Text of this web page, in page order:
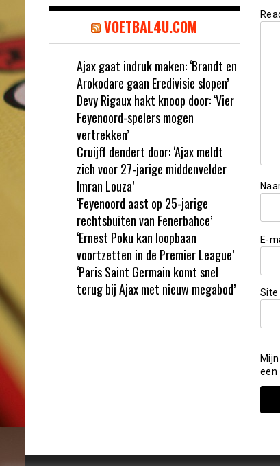
E-
Site
een
VOETBAL4U.COM
Ajax gaat indruk maken: ‘Brandt en
Arokodare gaan Eredivisie slopen’
Devy Rigaux hakt knoop door: ‘Vier
Feyenoord-spelers mogen
vertrekken’
Cruijff dendert door: ‘Ajax meldt
zich voor 27-jarige middenvelder
Imran Louza’
‘Feyenoord aast op 25-jarige
rechtsbuiten van Fenerbahce’
‘Ernest Poku kan loopbaan
voortzetten in de Premier League’
‘Paris Saint Germain komt snel
terug bij Ajax met nieuw megabod’